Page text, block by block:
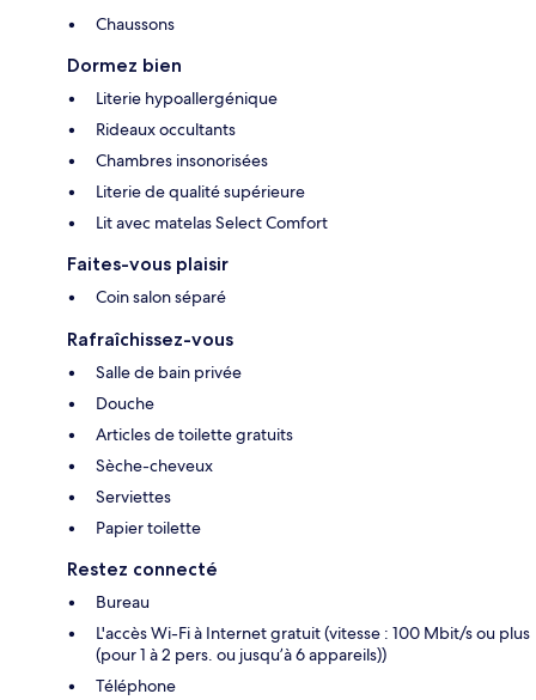
Chaussons
Dormez bien
Literie hypoallergénique
Rideaux occultants
Chambres insonorisées
Literie de qualité supérieure
Lit avec matelas Select Comfort
Faites-vous plaisir
Coin salon séparé
Rafraîchissez-vous
Salle de bain privée
Douche
Articles de toilette gratuits
Sèche-cheveux
Serviettes
Papier toilette
Restez connecté
Bureau
L'accès Wi-Fi à Internet gratuit (vitesse : 100 Mbit/s ou plus
(pour 1 à 2 pers. ou jusqu’à 6 appareils))
Téléphone